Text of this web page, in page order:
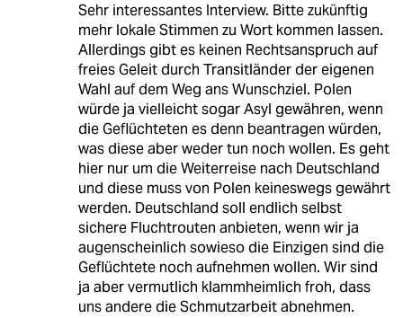
Sehr interessantes Interview. Bitte zukünftig
mehr lokale Stimmen zu Wort kommen lassen.
Allerdings gibt es keinen Rechtsanspruch auf
freies Geleit durch Transitländer der eigenen
Wahl auf dem Weg ans Wunschziel. Polen
würde ja vielleicht sogar Asyl gewähren, wenn
die Geflüchteten es denn beantragen würden,
was diese aber weder tun noch wollen. Es geht
hier nur um die Weiterreise nach Deutschland
und diese muss von Polen keineswegs gewährt
werden. Deutschland soll endlich selbst
sichere Fluchtrouten anbieten, wenn wir ja
augenscheinlich sowieso die Einzigen sind die
Geflüchtete noch aufnehmen wollen. Wir sind
ja aber vermutlich klammheimlich froh, dass
uns andere die Schmutzarbeit abnehmen.